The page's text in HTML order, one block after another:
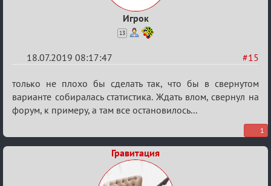
Игрок
13
#15
18.07.2019 08:17:47
Re:
Кальк
только не плохо бы сделать так, что бы в свернутом
варианте собиралась статистика. Ждать влом, свернул на
форум, к примеру, а там все остановилось...
1
Гравитация